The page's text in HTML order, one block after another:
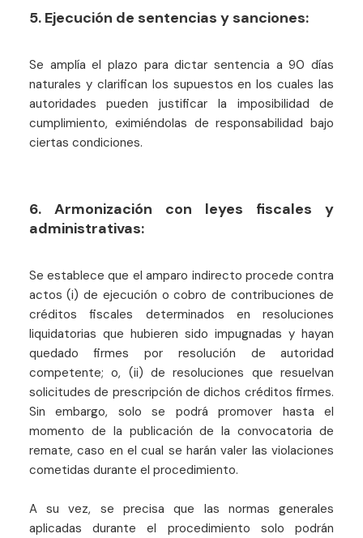
5. Ejecución de sentencias y sanciones:
Se amplía el plazo para dictar sentencia a 90 días
naturales y clarifican los supuestos en los cuales las
autoridades pueden justificar la imposibilidad de
cumplimiento, eximiéndolas de responsabilidad bajo
ciertas condiciones.
6. Armonización con leyes fiscales y
administrativas:
Se establece que el amparo indirecto procede contra
actos (i) de ejecución o cobro de contribuciones de
créditos fiscales determinados en resoluciones
liquidatorias que hubieren sido impugnadas y hayan
quedado firmes por resolución de autoridad
competente; o, (ii) de resoluciones que resuelvan
solicitudes de prescripción de dichos créditos firmes.
Sin embargo, solo se podrá promover hasta el
momento de la publicación de la convocatoria de
remate, caso en el cual se harán valer las violaciones
cometidas durante el procedimiento.
A su vez, se precisa que las normas generales
aplicadas durante el procedimiento solo podrán